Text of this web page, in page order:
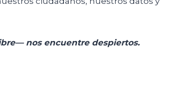
nos encuentre despiertos.